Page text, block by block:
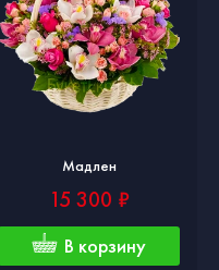
Мадлен
15 300 ₽
В корзину